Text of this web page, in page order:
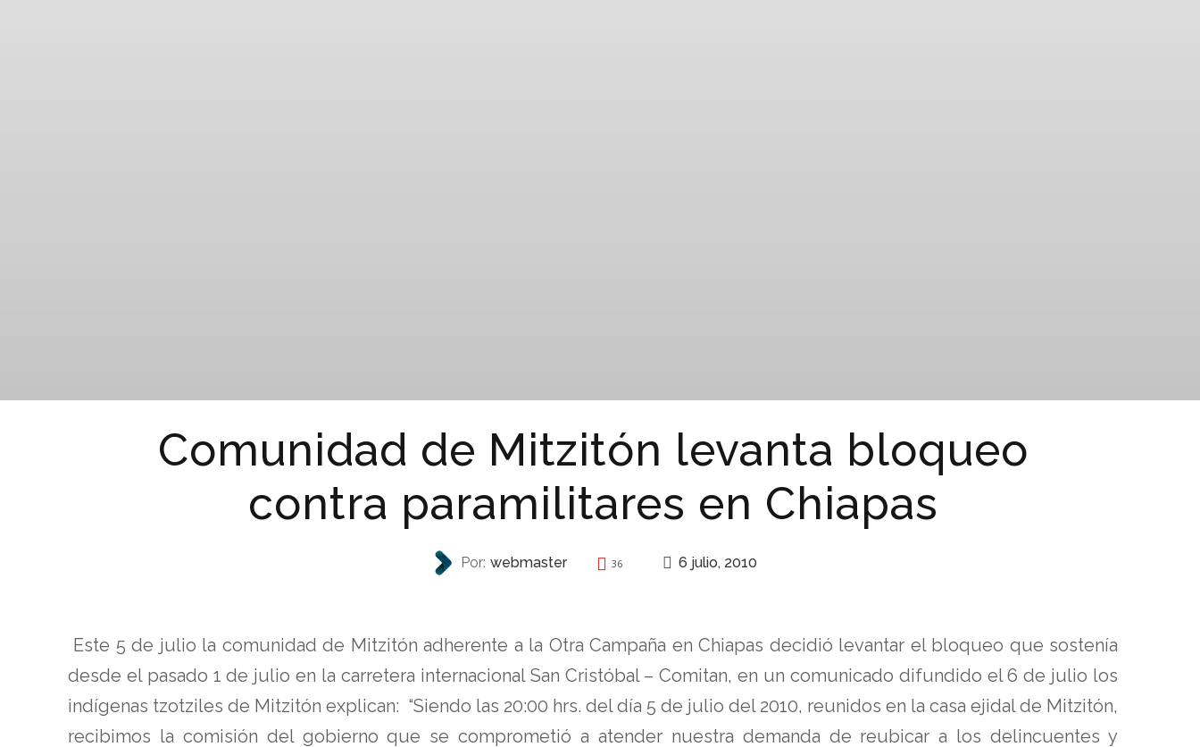
Comunidad de Mitzitón levanta bloqueo
contra paramilitares en Chiapas
Por: webmaster 36 6 julio, 2010
Este 5 de julio la comunidad de Mitzitón adherente a la Otra Campaña en Chiapas decidió levantar el bloqueo que sostenía
desde el pasado 1 de julio en la carretera internacional San Cristóbal – Comitan, en un comunicado difundido el 6 de julio los
indígenas tzotziles de Mitzitón explican: “Siendo las 20:00 hrs. del día 5 de julio del 2010, reunidos en la casa ejidal de Mitzitón,
recibimos la comisión del gobierno que se comprometió a atender nuestra demanda de reubicar a los delincuentes y